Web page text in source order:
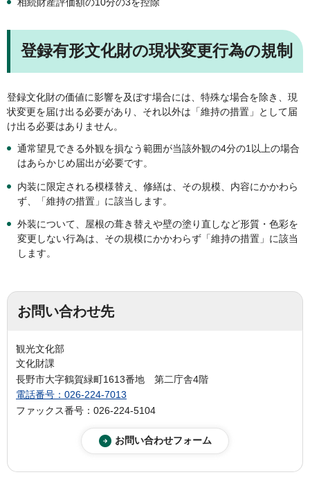
登録有形文化財の現状変更行為の規制
登録文化財の価値に影響を及ぼす場合には、特殊な場合を除き、現
状変更を届け出る必要があり、それ以外は「維持の措置」として届
け出る必要はありません。
通常望見できる外観を損なう範囲が当該外観の4分の1以上の場合
はあらかじめ届出が必要です。
内装に限定される模様替え、修繕は、その規模、内容にかかわら
ず、「維持の措置」に該当します。
外装について、屋根の葺き替えや壁の塗り直しなど形質・色彩を
変更しない行為は、その規模にかかわらず「維持の措置」に該当
します。
お問い合わせ先
観光文化部
文化財課
長野市大字鶴賀緑町1613番地 第二庁舎4階
電話番号：026-224-7013
ファックス番号：026-224-5104